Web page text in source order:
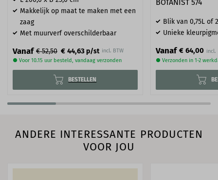
Makkelijk op maat te maken met een
zaag
Met muurverf overschilderbaar
Vanaf € 52,50 € 44,63p/st incl. BTW
● Voor 10.15 uur besteld, vandaag verzonden
BESTELLEN
BOTANIST 574
Blik van 0,75L of
Unieke
Vanaf € 64,00
● Verzonden in 1-2
ANDERE INTERESSANTE PRODUCTEN
VOOR JOU